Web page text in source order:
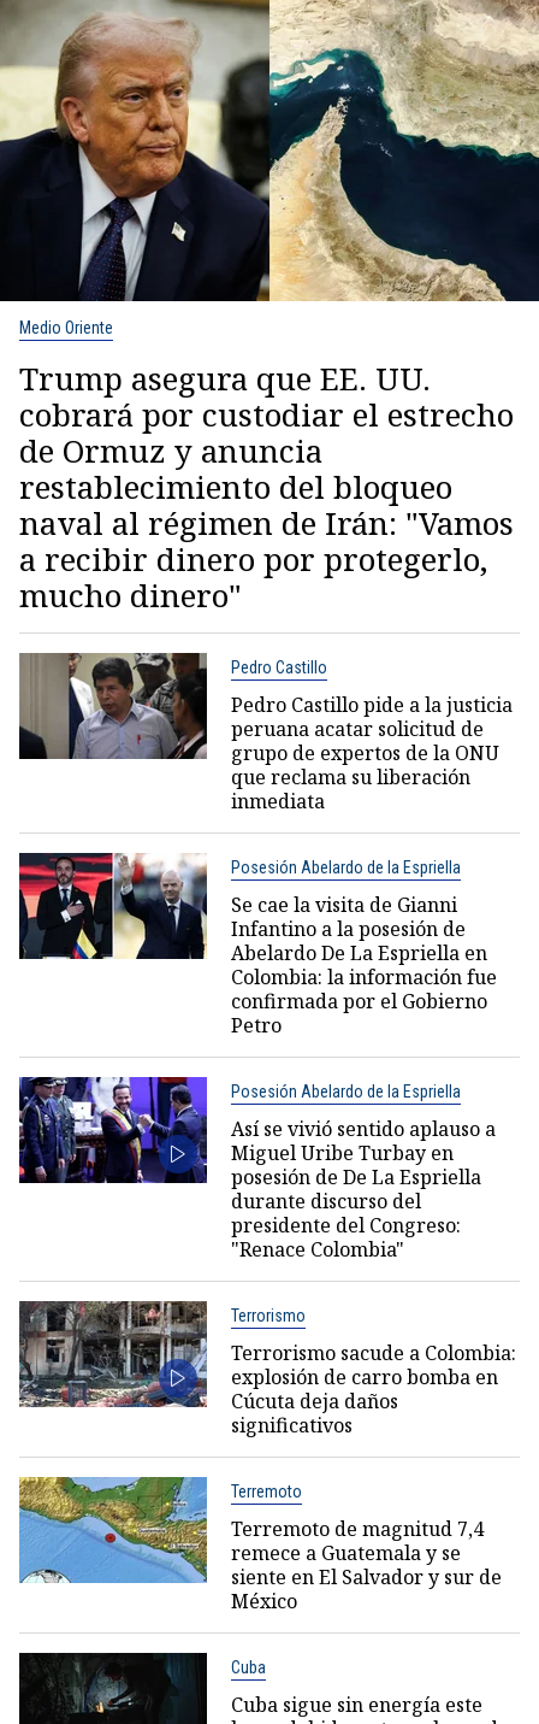
Medio Oriente
Trump asegura que EE. UU.
cobrará por custodiar el estrecho
de Ormuz y anuncia
restablecimiento del bloqueo
naval al régimen de Irán: "Vamos
a recibir dinero por protegerlo,
mucho dinero"
Pedro Castillo
Pedro Castillo pide a la justicia
peruana acatar solicitud de
grupo de expertos de la ONU
que reclama su liberación
inmediata
Posesión Abelardo de la Espriella
Se cae la visita de Gianni
Infantino a la posesión de
Abelardo De La Espriella en
Colombia: la información fue
confirmada por el Gobierno
Petro
Posesión Abelardo de la Espriella
Así se vivió sentido aplauso a
Miguel Uribe Turbay en
posesión de De La Espriella
durante discurso del
presidente del Congreso:
"Renace Colombia"
Terrorismo
Terrorismo sacude a Colombia:
explosión de carro bomba en
Cúcuta deja daños
significativos
Terremoto
Terremoto de magnitud 7,4
remece a Guatemala y se
siente en El Salvador y sur de
México
Cuba
Cuba sigue sin energía este